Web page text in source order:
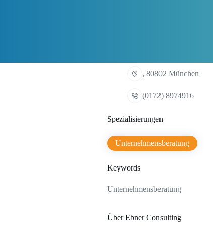
, 80802 München
(0172) 8974916
Spezialisierungen
Unternehmensberatung
Keywords
Unternehmensberatung
Über Ebner Consulting